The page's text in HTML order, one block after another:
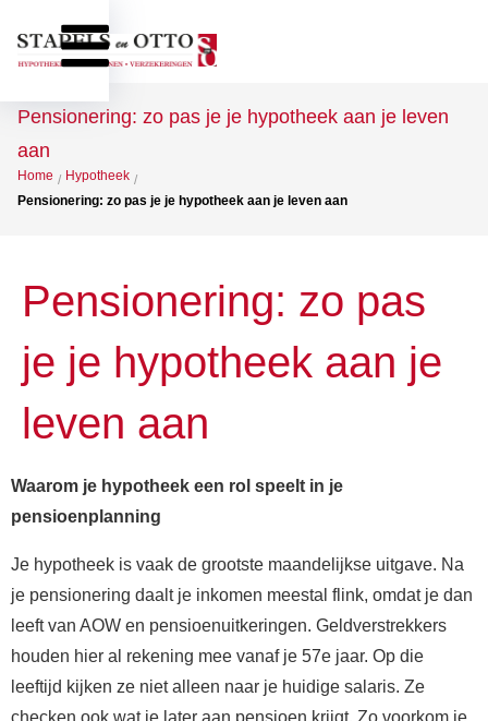
Pensionering: zo pas je je hypotheek aan je leven
aan
Home / Hypotheek /
Pensionering: zo pas je je hypotheek aan je leven aan
Pensionering: zo pas
je je hypotheek aan je
leven aan
Waarom je hypotheek een rol speelt in je
pensioenplanning
Je hypotheek is vaak de grootste maandelijkse uitgave. Na
je pensionering daalt je inkomen meestal flink, omdat je dan
leeft van AOW en pensioenuitkeringen. Geldverstrekkers
houden hier al rekening mee vanaf je 57e jaar. Op die
leeftijd kijken ze niet alleen naar je huidige salaris. Ze
checken ook wat je later aan pensioen krijgt. Zo voorkom je